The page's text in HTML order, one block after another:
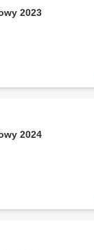
2023
2024